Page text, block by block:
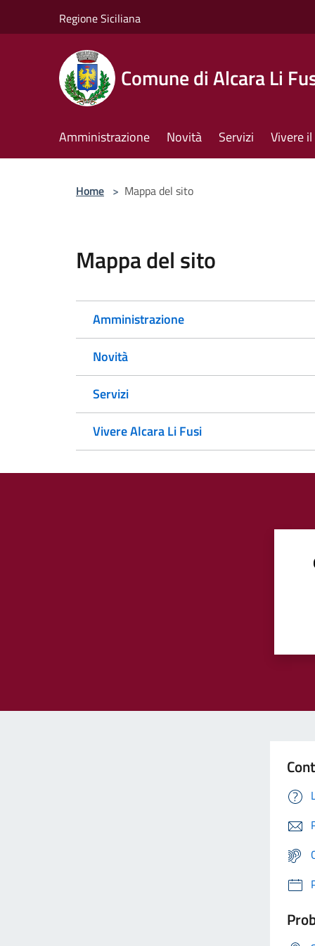
Regione Siciliana
Comune di Alcara Li
Amministrazione Novità Servizi Vivere
Home > Mappa del sito
Mappa del sito
Amministrazione
Novità
Servizi
Vivere Alcara Li Fusi